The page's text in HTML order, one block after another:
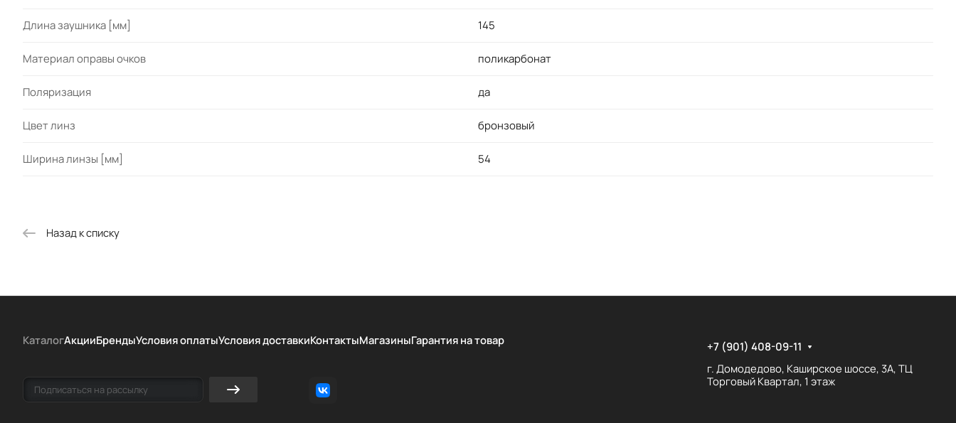
Длина заушника [мм] 145
Материал оправы очков поликарбонат
Поляризация да
Цвет линз бронзовый
Ширина линзы [мм] 54
Назад к списку
КаталогАкцииБрендыУсловия оплатыУсловия доставкиКонтактыМагазиныГарантия на товар +7 (901) 408-09-11
г. Домодедово, Каширское шоссе, 3А, ТЦ
Торговый Квартал, 1 этаж